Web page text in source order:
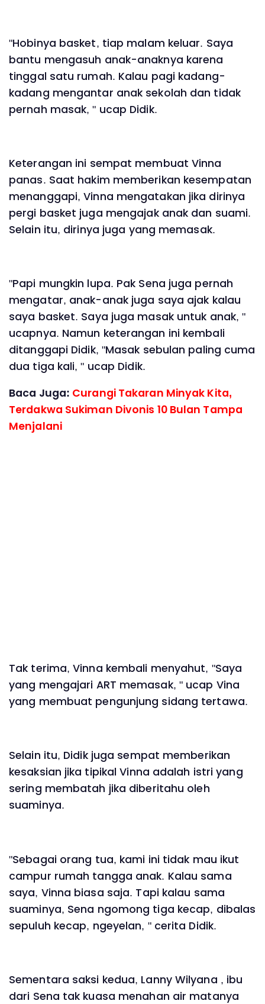
"Hobinya basket, tiap malam keluar. Saya
bantu mengasuh anak-anaknya karena
tinggal satu rumah. Kalau pagi kadang-
kadang mengantar anak sekolah dan tidak
pernah masak, " ucap Didik.
Keterangan ini sempat membuat Vinna
panas. Saat hakim memberikan kesempatan
menanggapi, Vinna mengatakan jika dirinya
pergi basket juga mengajak anak dan suami.
Selain itu, dirinya juga yang memasak.
"Papi mungkin lupa. Pak Sena juga pernah
mengatar, anak-anak juga saya ajak kalau
saya basket. Saya juga masak untuk anak, "
ucapnya. Namun keterangan ini kembali
ditanggapi Didik, "Masak sebulan paling cuma
dua tiga kali, " ucap Didik.
Baca Juga: Curangi Takaran Minyak Kita,
Terdakwa Sukiman Divonis 10 Bulan Tampa
Menjalani
Tak terima, Vinna kembali menyahut, "Saya
yang mengajari ART memasak, " ucap Vina
yang membuat pengunjung sidang tertawa.
Selain itu, Didik juga sempat memberikan
kesaksian jika tipikal Vinna adalah istri yang
sering membatah jika diberitahu oleh
suaminya.
"Sebagai orang tua, kami ini tidak mau ikut
campur rumah tangga anak. Kalau sama
saya, Vinna biasa saja. Tapi kalau sama
suaminya, Sena ngomong tiga kecap, dibalas
sepuluh kecap, ngeyelan, " cerita Didik.
Sementara saksi kedua, Lanny Wilyana , ibu
dari Sena tak kuasa menahan air matanya